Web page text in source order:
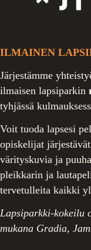
ILMAINEN
Järjestämme
ilmaisen lapsiparkin
tyhjässä
Voit tuoda lapsesi
opiskelijat
värityskuvia ja
pleikkarin ja
tervetulleita kaikki
Lapsiparkki-kokeilu
mukana Gradia,